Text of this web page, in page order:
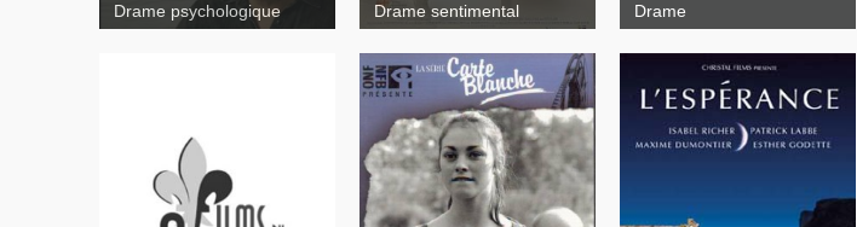
Drame psychologique Drame sentimental Drame